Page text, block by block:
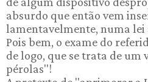
absurdo que então vem
lamentavelmente, numa lei
Pois bem, o exame do
de logo, que se trata de
pérolas"!